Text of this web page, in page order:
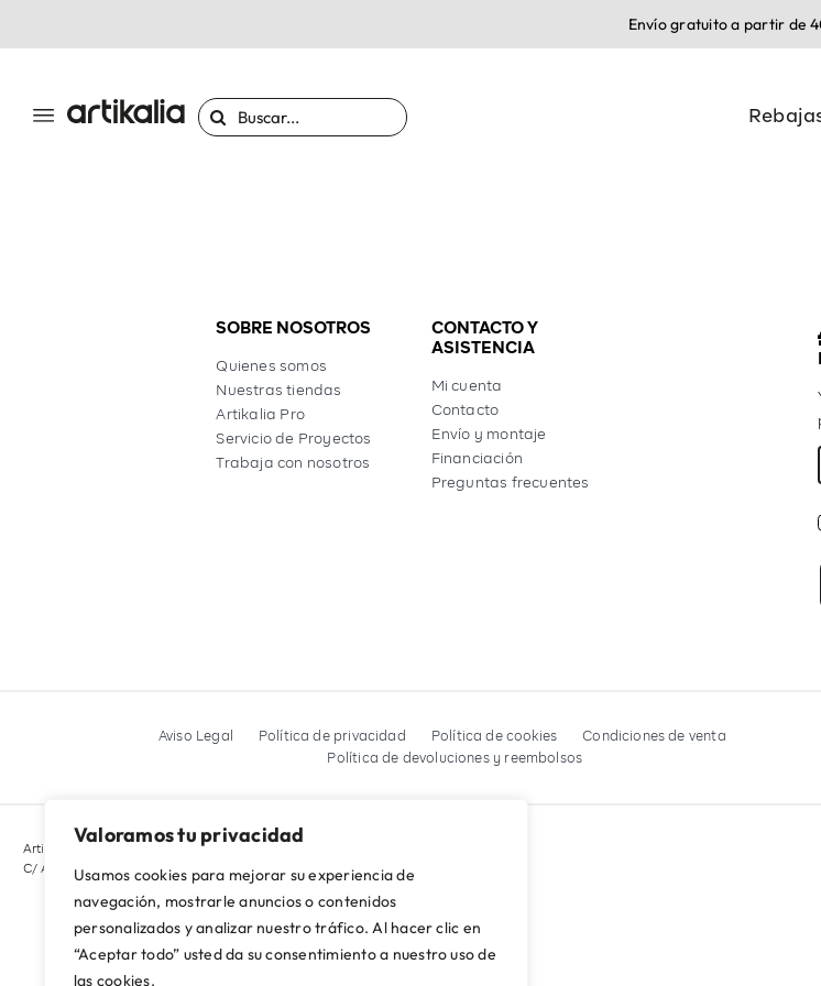
Valoramos tu privacidad
Usamos cookies para mejorar su experiencia de
navegación, mostrarle anuncios o contenidos
personalizados y analizar nuestro tráfico. Al hacer clic en
“Aceptar todo” usted da su consentimiento a nuestro uso de
las cookies.
al
Envío gratuito a partir de
Buscar:
SOBRE NOSOTROS
Quienes somos
Nuestras tiendas
Artikalia Pro
Servicio de Proyectos
Trabaja con nosotros
CONTACTO Y
ASISTENCIA
Mi cuenta
Contacto
Envío y montaje
Financiación
Preguntas frecuentes
Aviso Legal Política de privacidad Política de cookies
Condiciones de venta
Política de devoluciones y reembolsos
Artigestión Digital 2019 S.L.
C/ Apolo, bajo 03182 – Torrevieja (Alicante)